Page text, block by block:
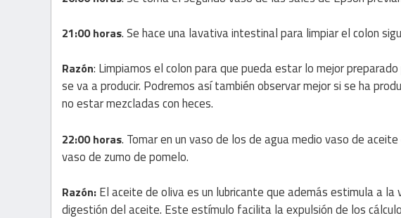
21:00 horas. Se hace una lavativa intestinal para limpiar el colon
Razón: Limpiamos el colon para que pueda estar lo mejor
se va a producir. Podremos así también observar mejor si se ha
no estar mezcladas con heces.
22:00 horas. Tomar en un vaso de los de agua medio vaso de
vaso de zumo de pomelo.
Razón: El aceite de oliva es un lubricante que además estimula a la
digestión del aceite. Este estímulo facilita la expulsión de los